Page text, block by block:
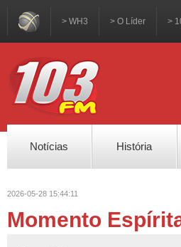
> WH3 > O Líder >
Notícias História
2026-05-28 15:44:11
Momento